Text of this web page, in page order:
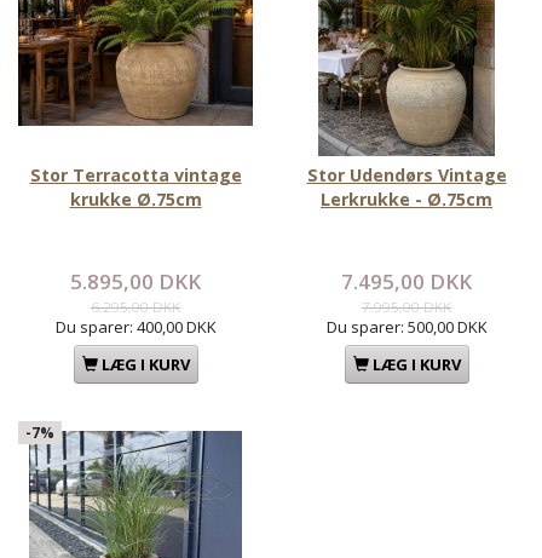
Stor Terracotta vintage
krukke Ø.75cm
5.895,00 DKK
6.295,00 DKK
Du sparer: 400,00 DKK
LÆG I KURV
Stor Udendørs Vintage
Lerkrukke - Ø.75cm
7.495,00 DKK
7.995,00 DKK
Du sparer: 500,00 DKK
LÆG I KURV
-7%